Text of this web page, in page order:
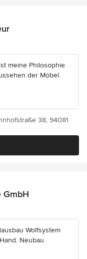
meine Philosophie.
der Möbel.
38, 94081
GmbH
Wolfsystem
Neubau